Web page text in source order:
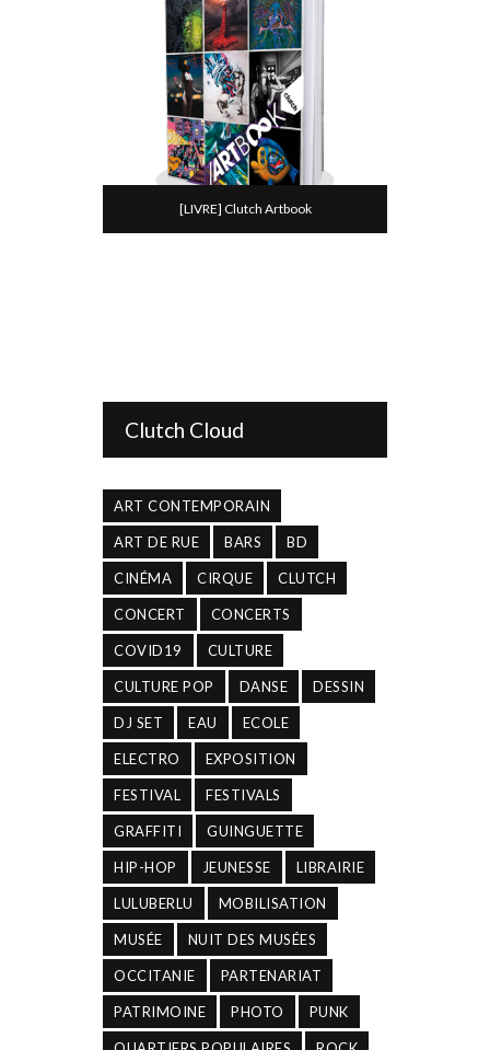
[LIVRE] Clutch Artbook
Clutch Cloud
ART CONTEMPORAIN
ART DE RUE BARS BD
CINÉMA CIRQUE CLUTCH
CONCERT CONCERTS
COVID19 CULTURE
CULTURE POP DANSE DESSIN
DJ SET EAU ECOLE
ELECTRO EXPOSITION
FESTIVAL FESTIVALS
GRAFFITI GUINGUETTE
HIP-HOP JEUNESSE LIBRAIRIE
LULUBERLU MOBILISATION
MUSÉE NUIT DES MUSÉES
OCCITANIE PARTENARIAT
PATRIMOINE PHOTO PUNK